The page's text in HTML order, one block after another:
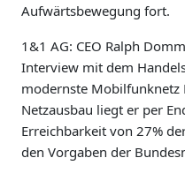
Aufwärtsbewegung fort.
1&1 AG: CEO Ralph
Interview mit dem
modernste Mobilfunknetz
Netzausbau liegt er per
Erreichbarkeit von 27%
den Vorgaben der